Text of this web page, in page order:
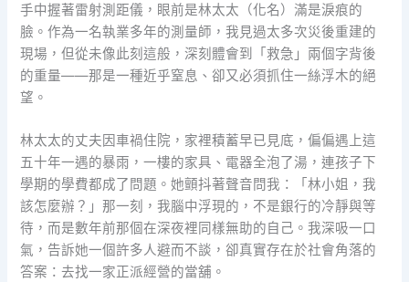
手中握著雷射測距儀，眼前是林太太（化名）滿是淚痕的
臉。作為一名執業多年的測量師，我見過太多次災後重建的
現場，但從未像此刻這般，深刻體會到「救急」兩個字背後
的重量——那是一種近乎窒息、卻又必須抓住一絲浮木的絕
望。
林太太的丈夫因車禍住院，家裡積蓄早已見底，偏偏遇上這
五十年一遇的暴雨，一樓的家具、電器全泡了湯，連孩子下
學期的學費都成了問題。她顫抖著聲音問我：「林小姐，我
該怎麼辦？」那一刻，我腦中浮現的，不是銀行的冷靜與等
待，而是數年前那個在深夜裡同樣無助的自己。我深吸一口
氣，告訴她一個許多人避而不談，卻真實存在於社會角落的
答案：去找一家正派經營的當舖。